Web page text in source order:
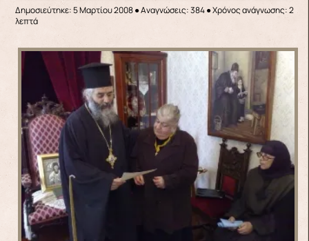
Δημοσιεύτηκε: 5 Μαρτίου 2008●Αναγνώσεις: 384● Χρόνος ανάγνωσης: 2
λεπτά